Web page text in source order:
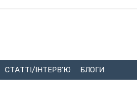
СТАТТІ/ІНТЕРВ'Ю БЛОГИ